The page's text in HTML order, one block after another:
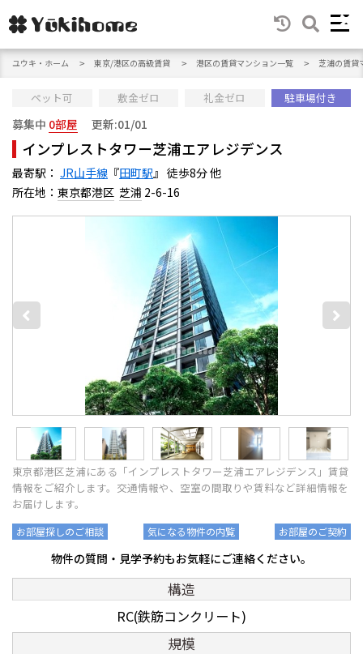
ユウキ・ホーム 東京/港区の高級賃貸 港区の賃貸マンション一覧 芝浦の賃貸
ペット可 敷金ゼロ 礼金ゼロ 駐車場付き
募集中 0部屋 更新:01/01
インプレストタワー芝浦エアレジデンス
最寄駅： JR山手線 『田町駅 』 徒歩8分 他
所在地： 東京都港区 芝浦 2-6-16
東京都港区芝浦にある「インプレストタワー芝浦エアレジデンス」賃貸
情報をご紹介します。交通情報や、空室の間取りや賃料など詳細情報を
お届けします。
お部屋探しのご相談 気になる物件の内覧 お部屋のご契約
物件の質問・見学予約もお気軽にご連絡ください。
構造
RC(鉄筋コンクリート)
規模